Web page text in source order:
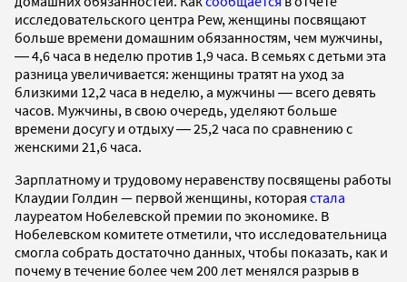
исследовательского центра Pew, женщины посвящают
больше времени домашним обязанностям, чем мужчины,
― 4,6 часа в неделю против 1,9 часа. В семьях с детьми эта
разница увеличивается: женщины тратят на уход за
близкими 12,2 часа в неделю, а мужчины ― всего девять
часов. Мужчины, в свою очередь, уделяют больше
времени досугу и отдыху ― 25,2 часа по сравнению с
женскими 21,6 часа.
Зарплатному и трудовому неравенству посвящены работы
Клаудии Голдин — первой женщины, которая стала
лауреатом Нобелевской премии по экономике. В
Нобелевском комитете отметили, что исследовательница
смогла собрать достаточно данных, чтобы показать, как и
почему в течение более чем 200 лет менялся разрыв в